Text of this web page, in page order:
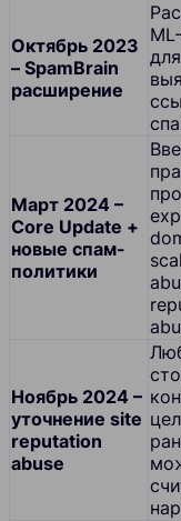
Октябрь 2023
– SpamBrain
расширение
для
Март 2024 –
Core Update +
новые спам-
политики
Ноябрь 2024 –
уточнение site
reputation
abuse